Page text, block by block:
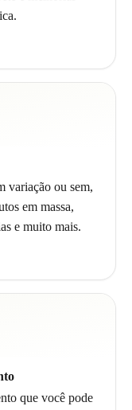
variação ou sem,
em massa,
e muito mais.
que você pode